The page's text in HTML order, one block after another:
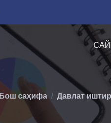
Бош саҳифа Давлат